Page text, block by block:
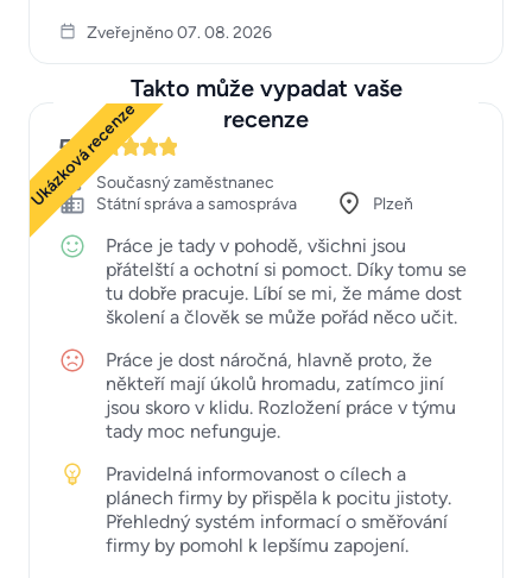
Zveřejněno 07. 08. 2026
Takto může vypadat vaše
recenze
Ukázková recenze
5
Současný zaměstnanec
Státní správa a samospráva
Plzeň
Práce je tady v pohodě, všichni jsou
přátelští a ochotní si pomoct. Díky tomu se
tu dobře pracuje. Líbí se mi, že máme dost
školení a člověk se může pořád něco učit.
Práce je dost náročná, hlavně proto, že
někteří mají úkolů hromadu, zatímco jiní
jsou skoro v klidu. Rozložení práce v týmu
tady moc nefunguje.
Pravidelná informovanost o cílech a
plánech firmy by přispěla k pocitu jistoty.
Přehledný systém informací o směřování
firmy by pomohl k lepšímu zapojení.